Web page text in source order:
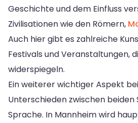
Geschichte und dem Einfluss
Zivilisationen wie den Römern,
Auch hier gibt es zahlreiche
Festivals und Veranstaltungen,
widerspiegeln.
Ein weiterer wichtiger Aspekt
Unterschieden zwischen beiden
Sprache. In Mannheim wird